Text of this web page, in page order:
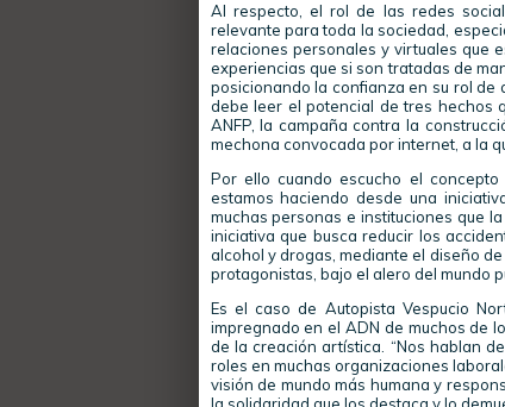
Al respecto, el rol de las redes
relevante para toda la sociedad,
relaciones personales y virtuales que
experiencias que si son tratadas de
posicionando la confianza en su rol de
debe leer el potencial de tres hechos
ANFP, la campaña contra la
mechona convocada por internet, a la
Por ello cuando escucho el concepto
estamos haciendo desde una
muchas personas e instituciones que
iniciativa que busca reducir los
alcohol y drogas, mediante el diseño
protagonistas, bajo el alero del mundo
Es el caso de Autopista Vespucio
impregnado en el ADN de muchos de
de la creación artística. “Nos hablan
roles en muchas organizaciones
visión de mundo más humana y